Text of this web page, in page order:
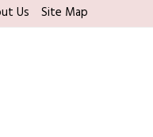
Us Site Map